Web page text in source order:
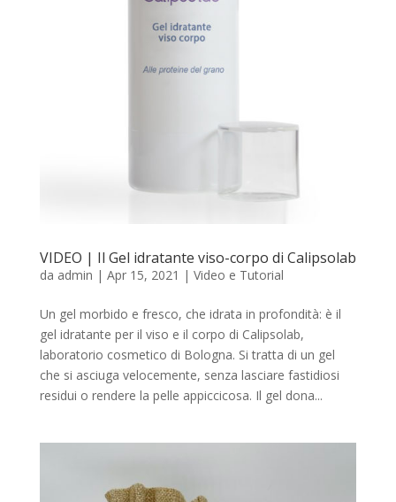
VIDEO | Il Gel idratante viso-corpo di Calipsolab
da admin | Apr 15, 2021 | Video e Tutorial
Un gel morbido e fresco, che idrata in profondità: è il
gel idratante per il viso e il corpo di Calipsolab,
laboratorio cosmetico di Bologna. Si tratta di un gel
che si asciuga velocemente, senza lasciare fastidiosi
residui o rendere la pelle appiccicosa. Il gel dona...